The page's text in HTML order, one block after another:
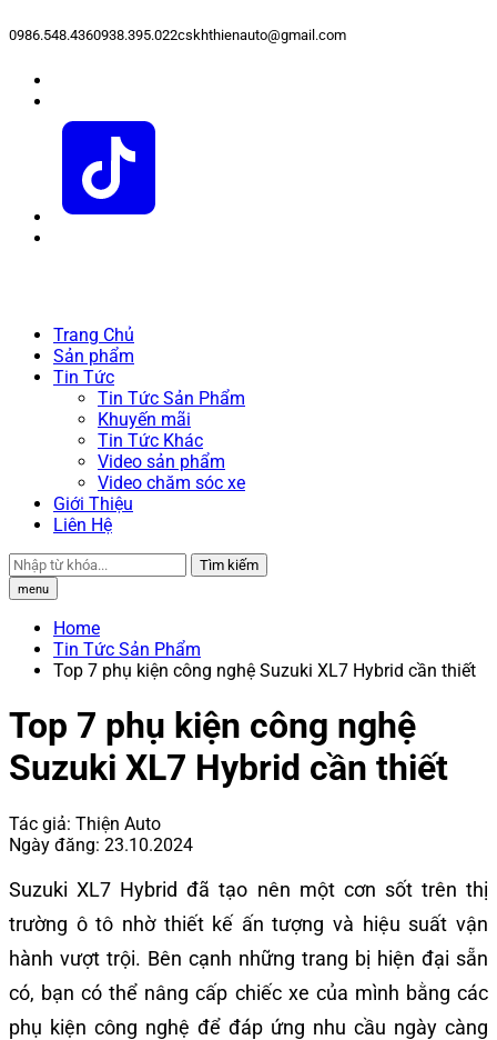
0986.548.4360938.395.022cskhthienauto@gmail.com
Trang Chủ
Sản phẩm
Tin Tức
Tin Tức Sản Phẩm
Khuyến mãi
Tin Tức Khác
Video sản phẩm
Video chăm sóc xe
Giới Thiệu
Liên Hệ
Tìm kiếm
menu
Home
Tin Tức Sản Phẩm
Top 7 phụ kiện công nghệ Suzuki XL7 Hybrid cần thiết
Top 7 phụ kiện công nghệ
Suzuki XL7 Hybrid cần thiết
Tác giả: Thiện Auto
Ngày đăng: 23.10.2024
Suzuki XL7 Hybrid đã tạo nên một cơn sốt trên thị
trường ô tô nhờ thiết kế ấn tượng và hiệu suất vận
hành vượt trội. Bên cạnh những trang bị hiện đại sẵn
có, bạn có thể nâng cấp chiếc xe của mình bằng các
phụ kiện công nghệ để đáp ứng nhu cầu ngày càng